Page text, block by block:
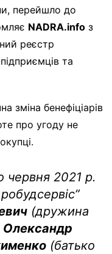
перейшло до
NADRA.info з
реєстр
та
зміна бенефіціарів
про угоду не
червня 2021 р.
(дружина
Олександр
(батько